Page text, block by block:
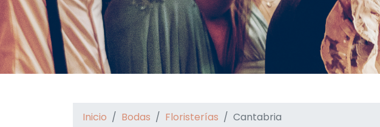
Inicio Bodas Floristerías Cantabria